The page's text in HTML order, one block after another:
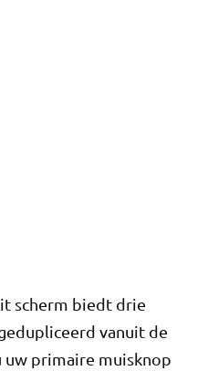
scherm biedt drie
vanuit de
uw primaire muisknop